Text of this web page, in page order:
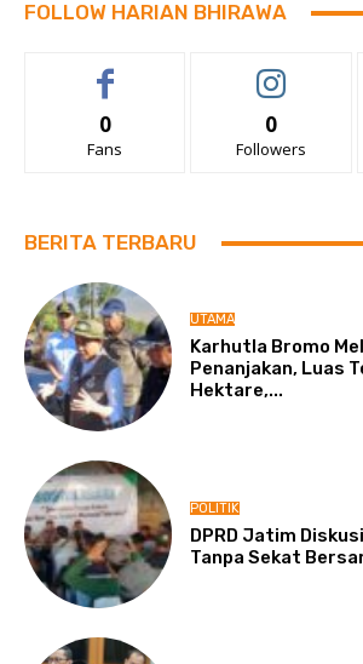
FOLLOW HARIAN BHIRAWA
0
Fans
0
Followers
BERITA TERBARU
UTAMA
Karhutla Bromo
Penanjakan, Luas
Hektare,...
POLITIK
DPRD Jatim
Tanpa Sekat